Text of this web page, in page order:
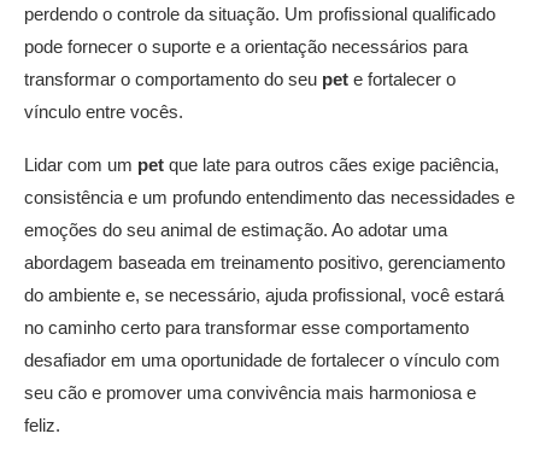
perdendo o controle da situação. Um profissional qualificado
pode fornecer o suporte e a orientação necessários para
transformar o comportamento do seu pet e fortalecer o
vínculo entre vocês.
Lidar com um pet que late para outros cães exige paciência,
consistência e um profundo entendimento das necessidades e
emoções do seu animal de estimação. Ao adotar uma
abordagem baseada em treinamento positivo, gerenciamento
do ambiente e, se necessário, ajuda profissional, você estará
no caminho certo para transformar esse comportamento
desafiador em uma oportunidade de fortalecer o vínculo com
seu cão e promover uma convivência mais harmoniosa e
feliz.